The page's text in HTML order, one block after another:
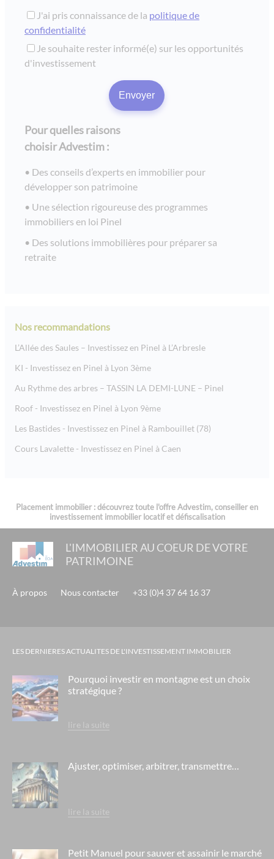
J'ai pris connaissance de la politique de
confidentialité
Je souhaite rester informé(e) sur les opportunités
d'investissement
Pour quelles raisons
choisir Advestim :
Des conseils d’experts en immobilier pour
développer son patrimoine
Une sélection rigoureuse des programmes
immobiliers en loi Pinel
Des solutions immobilières pour préparer sa
retraite
Nos recommandations
L’Allée des Saules – Investissez en Pinel à L’Arbresle
KI - Investissez en Pinel à Lyon 3ème
Au Rythme des arbres – TASSIN LA DEMI-LUNE – Pinel
Roof - Investissez en Pinel à Lyon 9ème
Les Bastides - Investissez en Pinel à Rambouillet (78)
Cours Lavalette - Investissez en Pinel à Caen
Placement immobilier : découvrez toute l'offre Advestim, conseiller en
investissement immobilier locatif et défiscalisation
L'IMMOBILIER AU COEUR DE VOTRE
PATRIMOINE
À propos Nous contacter +33 (0)4 37 64 16 37
LES DERNIERES ACTUALITES DE L'INVESTISSEMENT IMMOBILIER
Pourquoi investir en montagne est un choix
stratégique ?
lire la suite
Ajuster, optimiser, arbitrer, transmettre…
lire la suite
Petit Manuel pour sauver et assainir le marché